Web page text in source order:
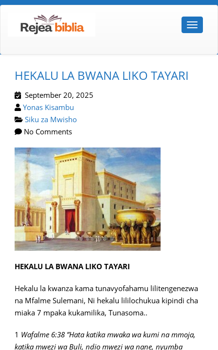
HEKALU LA BWANA LIKO TAYARI
September 20, 2025
Yonas Kisambu
Siku za Mwisho
No Comments
HEKALU LA BWANA LIKO TAYARI
Hekalu la kwanza kama tunavyofahamu lilitengenezwa
na Mfalme Sulemani, Ni hekalu lililochukua kipindi cha
miaka 7 mpaka kukamilika, Tunasoma..
1 Wafalme 6:38 ”Hata katika mwaka wa kumi na mmoja,
katika mwezi wa Buli, ndio mwezi wa nane, nyumba